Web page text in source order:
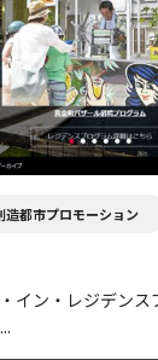
造都市プロモーション
イン・レジデン